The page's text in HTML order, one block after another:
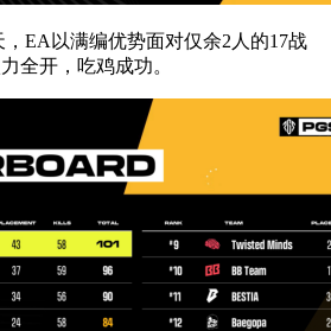
，EA以满编优势面对仅余2人的17战
全开，吃鸡成功。